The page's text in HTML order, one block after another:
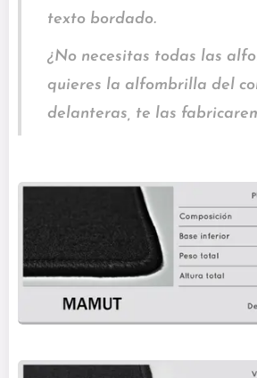
texto bordado.
¿No necesitas todas las
quieres la alfombrilla del
delanteras, te las